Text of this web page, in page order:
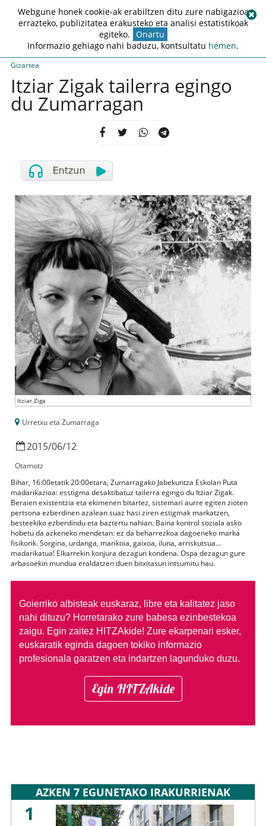
Gizartea
Itziar Zigak tailerra egingo
du Zumarragan
Urretxu eta Zumarraga
Itziar Ziga
2015/06/12
Otamotz
Bihar, 16:00etatik 20:00etara, Zumarragako Jabekuntza Eskolan Puta
madarikazioa: esstigma desaktibatuz tailerra egingo du Itziar Zigak.
Beraien existentzia eta ekimenen bitartez, sistemari aurre egiten zioten
pertsona ezberdinen azalean suaz hasi ziren estigmak markatzen,
besteekiko ezberdindu eta baztertu nahian. Baina kontrol soziala asko
hobetu da azkeneko mendetan: ez da beharrezkoa dagoeneko marka
fisikorik. Sorgina, urdanga, marikoia, gaixoa, iluna, arriskutsua…
madarikatua! Elkarrekin konjura dezagun kondena. Ospa dezagun gure
arbasoekin mundua eraldatzen duen bitxitasun intsumitu hau.
Goierriko albisteak euskaraz, libre eta kalitatez jaso
nahi dituzu? Horretarako zure babesa ezinbestekoa
zaigu. Egin zaitez HITZAkide! Zure ekarpenari esker,
euskaratik eginda dagoen tokiko informazio
profesionala garatzen eta indartzen lagunduko duzu.
Egin HITZAkide
AZKEN 7 EGUNETAKO IRAKURRIENAK
1
Webgune honek cookie-ak erabiltzen ditu zure nabigazioa
errazteko, publizitatea erakusteko eta analisi estatistikoak
egiteko. Onartu
Informazio gehiago nahi baduzu, kontsultatu hemen.